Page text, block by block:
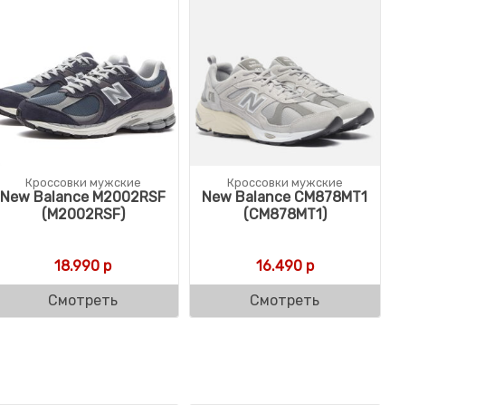
Кроссовки мужские
New Balance M2002RSF
(M2002RSF)
18.990 р
Смотреть
Кроссовки мужские
New Balance CM878MT1
(CM878MT1)
16.490р
Смотреть